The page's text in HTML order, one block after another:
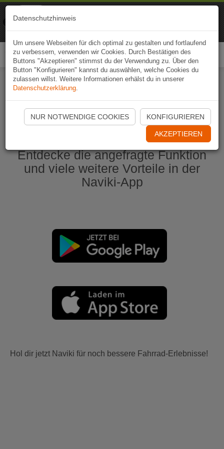
Naviki App jetzt öffnen
Entdecke die angefragte Funktion
und viele weitere Vorteile in der
Naviki-App
Hol dir jetzt Naviki für noch bessere Fahrrad-Erlebnisse!
Datenschutzhinweis
Um unsere Webseiten für dich optimal zu gestalten und fortlaufend
zu verbessern, verwenden wir Cookies. Durch Bestätigen des
Buttons "Akzeptieren" stimmst du der Verwendung zu. Über den
Button "Konfigurieren" kannst du auswählen, welche Cookies du
zulassen willst. Weitere Informationen erhälst du in unserer
Datenschutzerklärung.
NUR NOTWENDIGE COOKIES KONFIGURIEREN
AKZEPTIEREN
Naviki